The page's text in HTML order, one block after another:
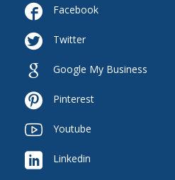
 Facebook
 Twitter
 Google My Business
 Pinterest
 Youtube
 Linkedin